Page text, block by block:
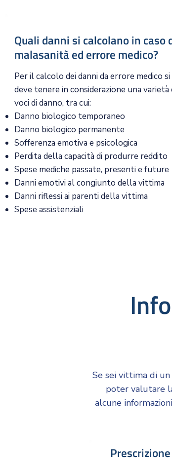
Quali danni si calcolano in caso
malasanità ed errore medico?
Per il calcolo dei danni da errore medico si
deve tenere in considerazione una varietà
voci di danno, tra cui:
Danno biologico temporaneo
Danno biologico permanente
Sofferenza emotiva e psicologica
Perdita della capacità di produrre reddito
Spese mediche passate, presenti e future
Danni emotivi al congiunto della vittima
Danni riflessi ai parenti della vittima
Spese assistenziali
Se sei vittima di
poter valutare
alcune